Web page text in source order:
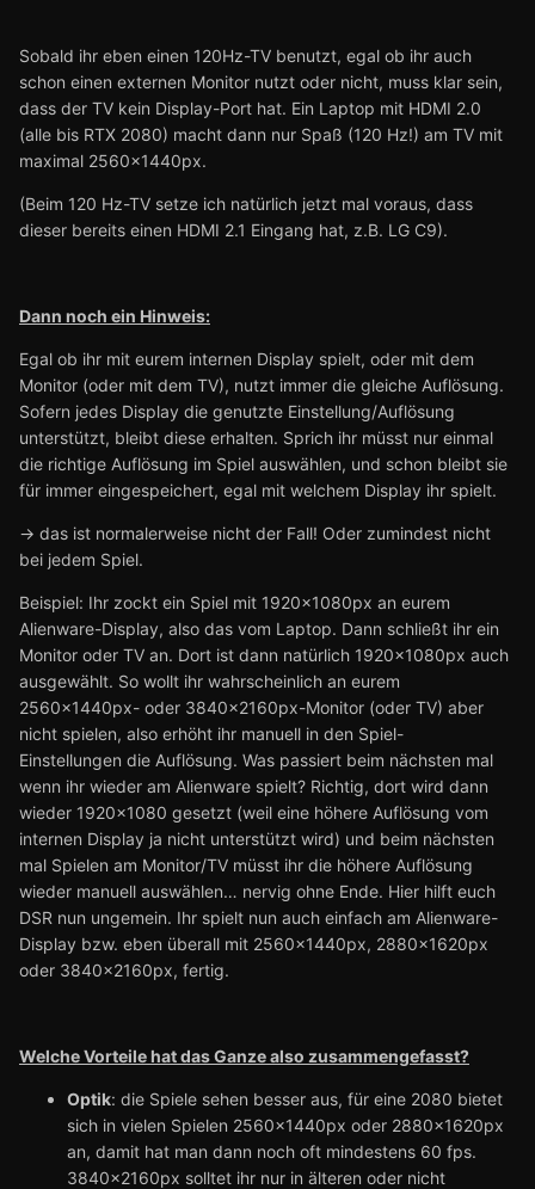
Sobald ihr eben einen 120Hz-TV benutzt, egal ob ihr auch
schon einen externen Monitor nutzt oder nicht, muss klar sein,
dass der TV kein Display-Port hat. Ein Laptop mit HDMI 2.0
(alle bis RTX 2080) macht dann nur Spaß (120 Hz!) am TV mit
maximal 2560x1440px.
(Beim 120 Hz-TV setze ich natürlich jetzt mal voraus, dass
dieser bereits einen HDMI 2.1 Eingang hat, z.B. LG C9).
Dann noch ein Hinweis:
Egal ob ihr mit eurem internen Display spielt, oder mit dem
Monitor (oder mit dem TV), nutzt immer die gleiche Auflösung.
Sofern jedes Display die genutzte Einstellung/Auflösung
unterstützt, bleibt diese erhalten. Sprich ihr müsst nur einmal
die richtige Auflösung im Spiel auswählen, und schon bleibt sie
für immer eingespeichert, egal mit welchem Display ihr spielt.
-> das ist normalerweise nicht der Fall! Oder zumindest nicht
bei jedem Spiel.
Beispiel: Ihr zockt ein Spiel mit 1920x1080px an eurem
Alienware-Display, also das vom Laptop. Dann schließt ihr ein
Monitor oder TV an. Dort ist dann natürlich 1920x1080px auch
ausgewählt. So wollt ihr wahrscheinlich an eurem
2560x1440px- oder 3840x2160px-Monitor (oder TV) aber
nicht spielen, also erhöht ihr manuell in den Spiel-
Einstellungen die Auflösung. Was passiert beim nächsten mal
wenn ihr wieder am Alienware spielt? Richtig, dort wird dann
wieder 1920x1080 gesetzt (weil eine höhere Auflösung vom
internen Display ja nicht unterstützt wird) und beim nächsten
mal Spielen am Monitor/TV müsst ihr die höhere Auflösung
wieder manuell auswählen… nervig ohne Ende. Hier hilft euch
DSR nun ungemein. Ihr spielt nun auch einfach am Alienware-
Display bzw. eben überall mit 2560x1440px, 2880x1620px
oder 3840x2160px, fertig.
Welche Vorteile hat das Ganze also zusammengefasst?
Optik: die Spiele sehen besser aus, für eine 2080 bietet
sich in vielen Spielen 2560x1440px oder 2880x1620px
an, damit hat man dann noch oft mindestens 60 fps.
3840x2160px solltet ihr nur in älteren oder nicht